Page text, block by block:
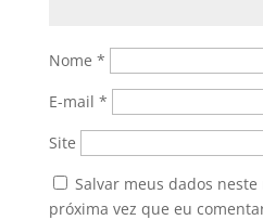
Nome *
E-mail *
Site
Salvar meus dados
próxima vez que eu